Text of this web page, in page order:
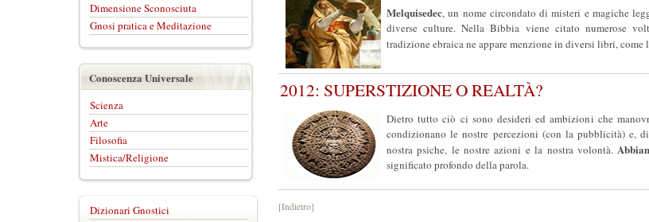
Melquisedec, un nome circondato di misteri e magiche
diverse culture. Nella Bibbia viene citato numerose
tradizione ebraica ne appare menzione in diversi libri, come
2012: SUPERSTIZIONE O REALTÀ?
Dietro tutto ciò ci sono desideri ed ambizioni che
condizionano le nostre percezioni (con la pubblicità) e,
nostra psiche, le nostre azioni e la nostra volontà.
significato profondo della parola.
[Indietro]
Dimensione Sconosciuta
Gnosi pratica e Meditazione
Conoscenza Universale
Scienza
Arte
Filosofia
Mistica/Religione
Dizionari Gnostici